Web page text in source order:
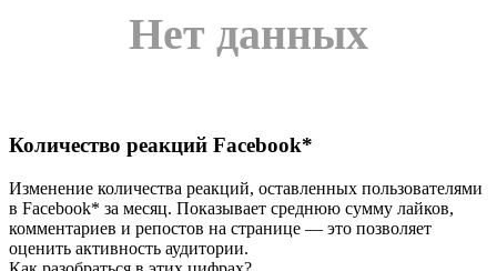
Нет данных
Количество реакций Facebook*
Изменение количества реакций, оставленных пользователями
в Facebook* за месяц. Показывает среднюю сумму лайков,
комментариев и репостов на странице — это позволяет
оценить активность аудитории.